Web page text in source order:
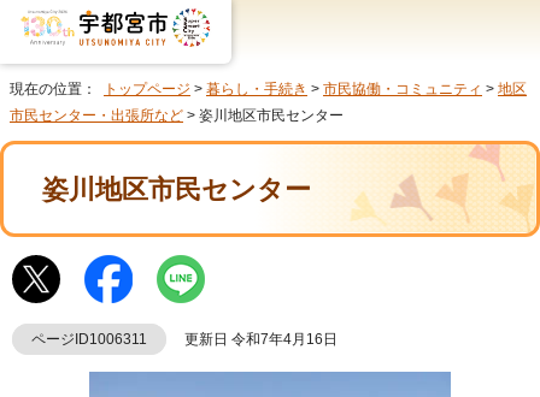
現在の位置： トップページ > 暮らし・手続き > 市民協働・コミュニティ > 地区
市民センター・出張所など > 姿川地区市民センター
姿川地区市民センター
ページID1006311 更新日 令和7年4月16日